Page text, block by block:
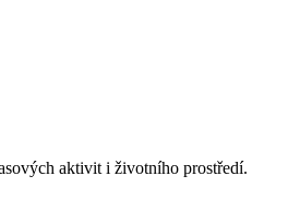
aktivit i životního prostředí.